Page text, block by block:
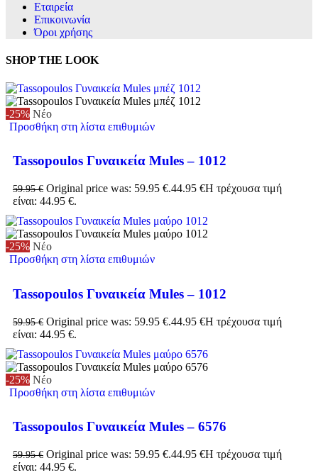
Εταιρεία
Επικοινωνία
Όροι χρήσης
SHOP THE LOOK
-25% Νέο
Προσθήκη στη λίστα επιθυμιών
Tassopoulos Γυναικεία Mules – 1012
59.95€ Original price was: 59.95 €.44.95 €Η τρέχουσα τιμή
είναι: 44.95 €.
-25% Νέο
Προσθήκη στη λίστα επιθυμιών
Tassopoulos Γυναικεία Mules – 1012
59.95€ Original price was: 59.95 €.44.95 €Η τρέχουσα τιμή
είναι: 44.95 €.
-25% Νέο
Προσθήκη στη λίστα επιθυμιών
Tassopoulos Γυναικεία Mules – 6576
59.95€ Original price was: 59.95 €.44.95 €Η τρέχουσα τιμή
είναι: 44.95 €.